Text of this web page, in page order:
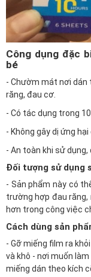
Công dụng đặc
bé
- Chườm mát nơi dán
răng, đau cơ.
- Có tác dụng trong
- Không gây dị ứng hại
- An toàn khi sử dụng,
Đối tượng sử dụng
- Sản phẩm này có
trường hợp đau
hơn trong công việc
Cách dùng sản
- Gỡ miếng film ra
và khô - nơi muốn
miếng dán theo kích